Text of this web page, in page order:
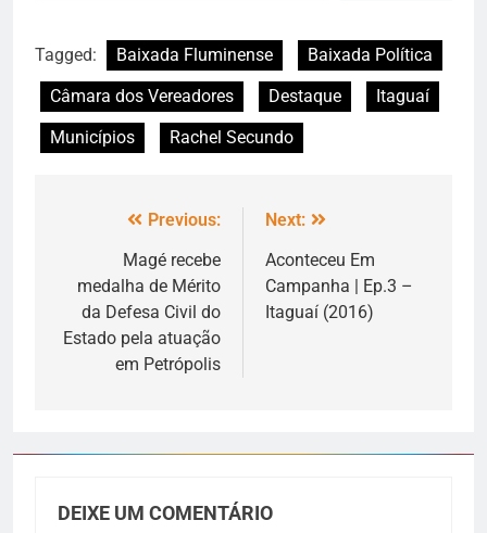
Tagged: Baixada Fluminense
Baixada Política
Câmara dos Vereadores
Destaque
Itaguaí
Municípios
Rachel Secundo
Previous:
Magé recebe
medalha de Mérito
da Defesa Civil do
Estado pela atuação
em Petrópolis
Next:
Aconteceu Em
Campanha | Ep.3 –
Itaguaí (2016)
DEIXE UM COMENTÁRIO